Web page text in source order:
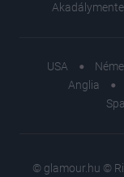
USA
Anglia
© glamour.hu ©